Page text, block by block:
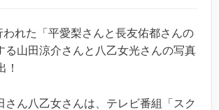
われた「平愛梨さんと長友佑都さんの
る山田涼介さんと八乙女光さんの写真
！
さん八乙女さんは、テレビ番組「スク